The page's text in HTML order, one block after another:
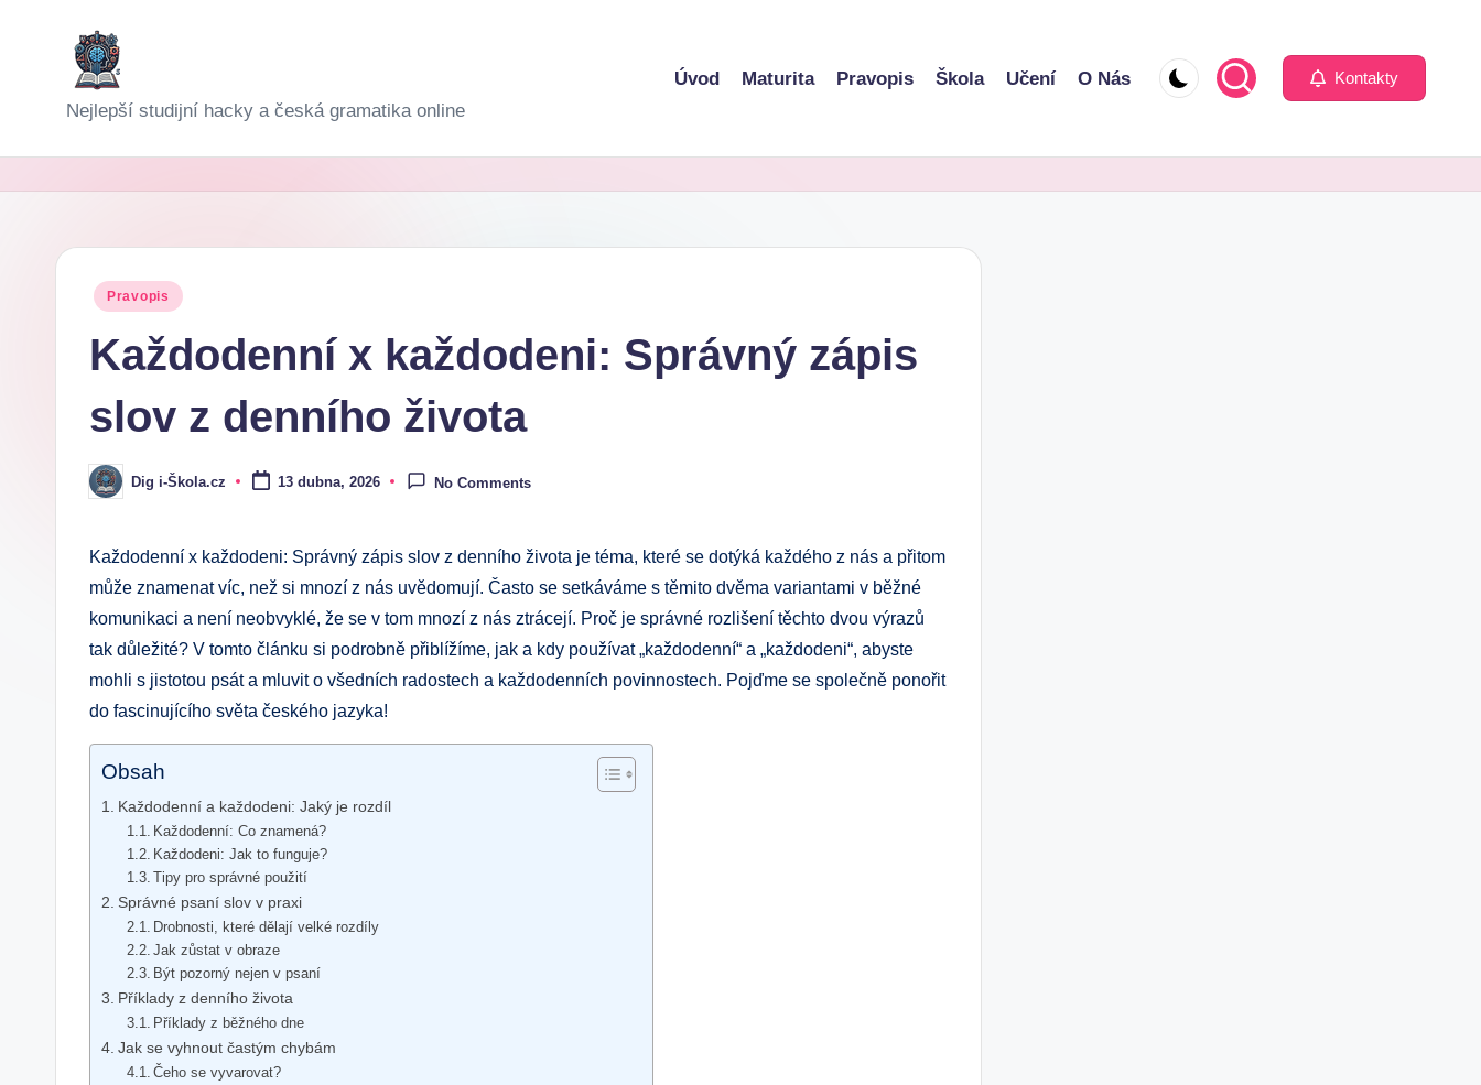
D
i
i-
Nejlepší studijní hacky a česká gramatika online
Úvod Maturita Pravopis Škola Učení O Nás Kontakty
Posted
Pravopis
Každodenní x každodeni: Správný zápis
slov z denního života
Posted
by
Dig i-Škola.cz 13 dubna, 2026 No Comments
Každodenní x každodeni: Správný zápis slov z denního života je téma, které se dotýká každého z nás a přitom
může znamenat víc, než si mnozí z nás uvědomují. Často se setkáváme s těmito dvěma variantami v běžné
komunikaci a není neobvyklé, že se v tom mnozí z nás ztrácejí. Proč je správné rozlišení těchto dvou výrazů
tak důležité? V tomto článku si podrobně přiblížíme, jak a kdy používat „každodenní“ a „každodeni“, abyste
mohli s jistotou psát a mluvit o všedních radostech a každodenních povinnostech. Pojďme se společně ponořit
do fascinujícího světa českého jazyka!
Obsah
Každodenní a každodeni: Jaký je rozdíl
Každodenní: Co znamená?
Každodeni: Jak to funguje?
Tipy pro správné použití
Správné psaní slov v praxi
Drobnosti, které dělají velké rozdíly
Jak zůstat v obraze
Být pozorný nejen v psaní
Příklady z denního života
Příklady z běžného dne
Jak se vyhnout častým chybám
Čeho se vyvarovat?